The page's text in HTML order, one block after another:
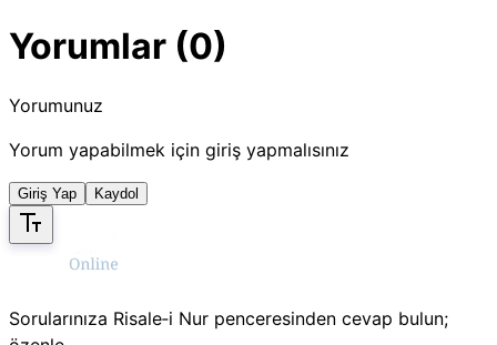
Yorumlar (0)
Yorumunuz
Yorum yapabilmek için giriş yapmalısınız
Giriş Yap Kaydol
Sorularınıza Risale‑i Nur penceresinden cevap bulun;